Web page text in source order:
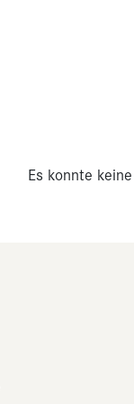
Es konnte